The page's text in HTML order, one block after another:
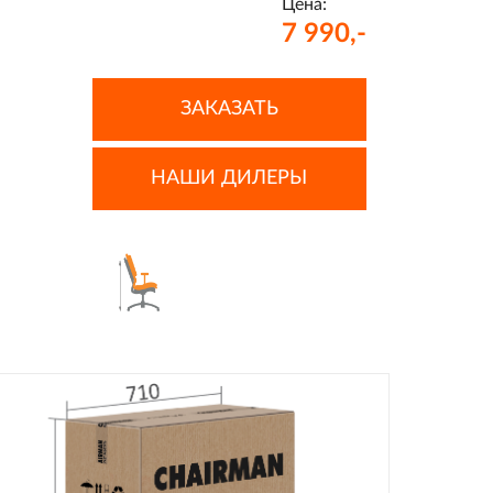
Цена:
7 990,-
ЗАКАЗАТЬ
НАШИ ДИЛЕРЫ